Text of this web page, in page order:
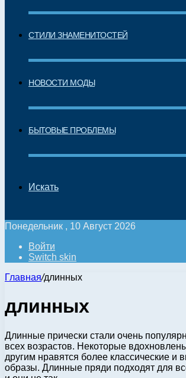
СТИЛИ ЗНАМЕНИТОСТЕЙ
НОВОСТИ МОДЫ
БЫТОВЫЕ ПРОБЛЕМЫ
Искать
Понедельник , 10 Август 2026
Войти
Switch skin
Главная/длинных
длинных
Длинные прически стали очень
всех возрастов. Некоторые
другим нравятся более классические и
образы. Длинные пряди подходят для